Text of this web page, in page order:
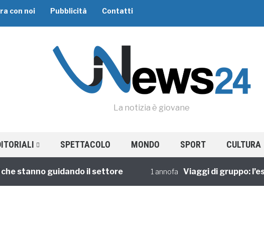
con noi Pubblicità Contatti
La notizia è giovane
SPETTACOLO MONDO SPORT CULTURA
stanno guidando il settore 1 annofa Viaggi di gruppo: